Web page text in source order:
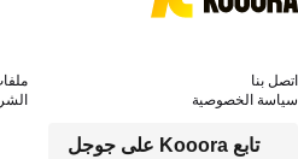
تابع Kooora على جوجل
اتصل بنا
سياسة الخصوصية